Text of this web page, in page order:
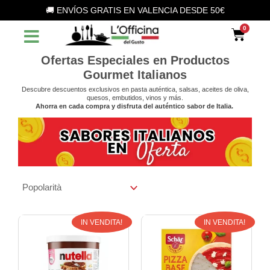
al
contenuto
🚚 ENVÍOS GRATIS EN VALENCIA DESDE 50€
Ofertas Especiales en Productos
Gourmet Italianos
Descubre descuentos exclusivos en pasta auténtica, salsas, aceites de oliva,
quesos, embutidos, vinos y más.
Ahorra en cada compra y disfruta del auténtico sabor de Italia.
IN VENDITA!
Il
prezzo
originale
Il
IN VENDITA!
Il
prezzo
originale
Il
prezzo
attuale